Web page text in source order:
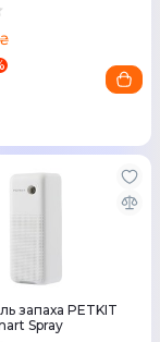
запаха PETKIT
Spray